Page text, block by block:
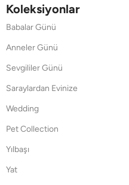
Koleksiyonlar
Babalar Günü
Anneler Günü
Sevgililer Günü
Saraylardan Evinize
Wedding
Pet Collection
Yılbaşı
Yat